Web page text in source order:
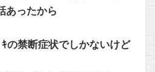
あったから
の禁断症状でしかないけど